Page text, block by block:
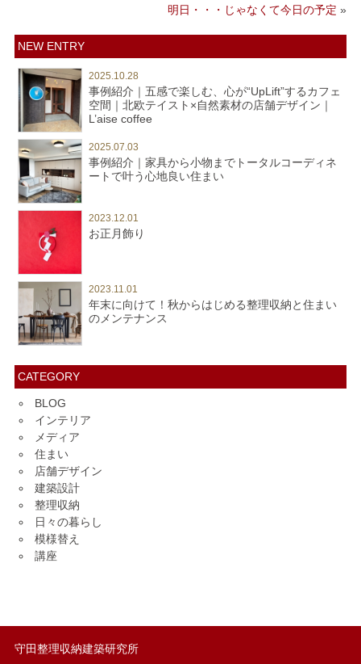
明日・・・じゃなくて今日の予定 »
NEW ENTRY
2025.10.28
事例紹介｜五感で楽しむ、心が“UpLift”するカフェ
空間｜北欧テイスト×自然素材の店舗デザイン｜
L’aise coffee
2025.07.03
事例紹介｜家具から小物までトータルコーディネ
ートで叶う心地良い住まい
2023.12.01
お正月飾り
2023.11.01
年末に向けて！秋からはじめる整理収納と住まい
のメンテナンス
CATEGORY
BLOG
インテリア
メディア
住まい
店舗デザイン
建築設計
整理収納
日々の暮らし
模様替え
講座
守田整理収納建築研究所